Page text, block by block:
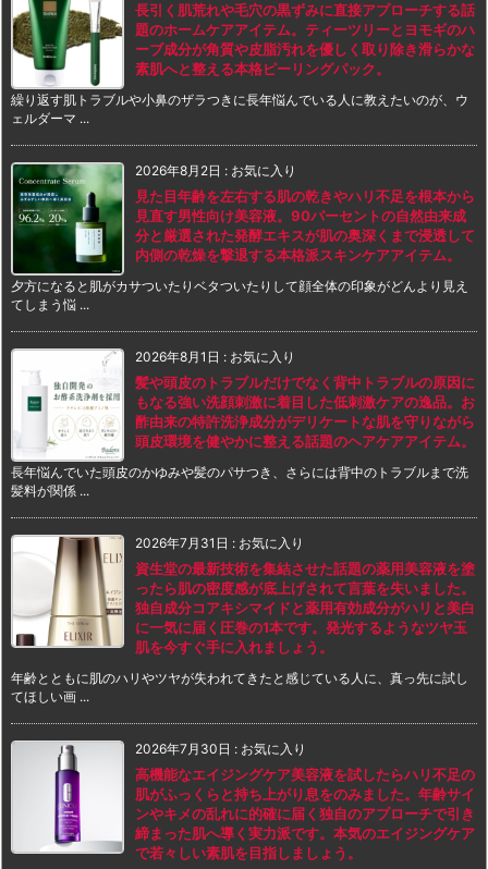
長引く肌荒れや毛穴の黒ずみに直接アプローチする話
題のホームケアアイテム。ティーツリーとヨモギのハ
ーブ成分が角質や皮脂汚れを優しく取り除き滑らかな
素肌へと整える本格ピーリングパック。
繰り返す肌トラブルや小鼻のザラつきに長年悩んでいる人に教えたいのが、ウ
ェルダーマ ...
2026年8月2日 : お気に入り
見た目年齢を左右する肌の乾きやハリ不足を根本から
見直す男性向け美容液。90パーセントの自然由来成
分と厳選された発酵エキスが肌の奥深くまで浸透して
内側の乾燥を撃退する本格派スキンケアアイテム。
夕方になると肌がカサついたりベタついたりして顔全体の印象がどんより見え
てしまう悩 ...
2026年8月1日 : お気に入り
髪や頭皮のトラブルだけでなく背中トラブルの原因に
もなる強い洗顔刺激に着目した低刺激ケアの逸品。お
酢由来の特許洗浄成分がデリケートな肌を守りながら
頭皮環境を健やかに整える話題のヘアケアアイテム。
長年悩んでいた頭皮のかゆみや髪のパサつき、さらには背中のトラブルまで洗
髪料が関係 ...
2026年7月31日 : お気に入り
資生堂の最新技術を集結させた話題の薬用美容液を塗
ったら肌の密度感が底上げされて言葉を失いました。
独自成分コアキシマイドと薬用有効成分がハリと美白
に一気に届く圧巻の1本です。発光するようなツヤ玉
肌を今すぐ手に入れましょう。
年齢とともに肌のハリやツヤが失われてきたと感じている人に、真っ先に試し
てほしい画 ...
2026年7月30日 : お気に入り
高機能なエイジングケア美容液を試したらハリ不足の
肌がふっくらと持ち上がり息をのみました。年齢サイ
ンやキメの乱れに的確に届く独自のアプローチで引き
締まった肌へ導く実力派です。本気のエイジングケア
で若々しい素肌を目指しましょう。